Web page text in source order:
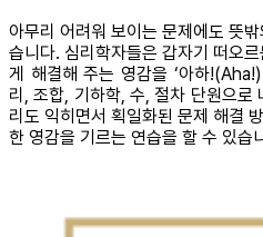
아무리 어려워 보이는 문제에도 뜻
습니다. 심리학자들은 갑자기 떠오
게 해결해 주는 영감을 ‘아하
리, 조합, 기하학, 수, 절차 단원으로
리도 익히면서 획일화된 문제 해결
한 영감을 기르는 연습을 할 수 있습